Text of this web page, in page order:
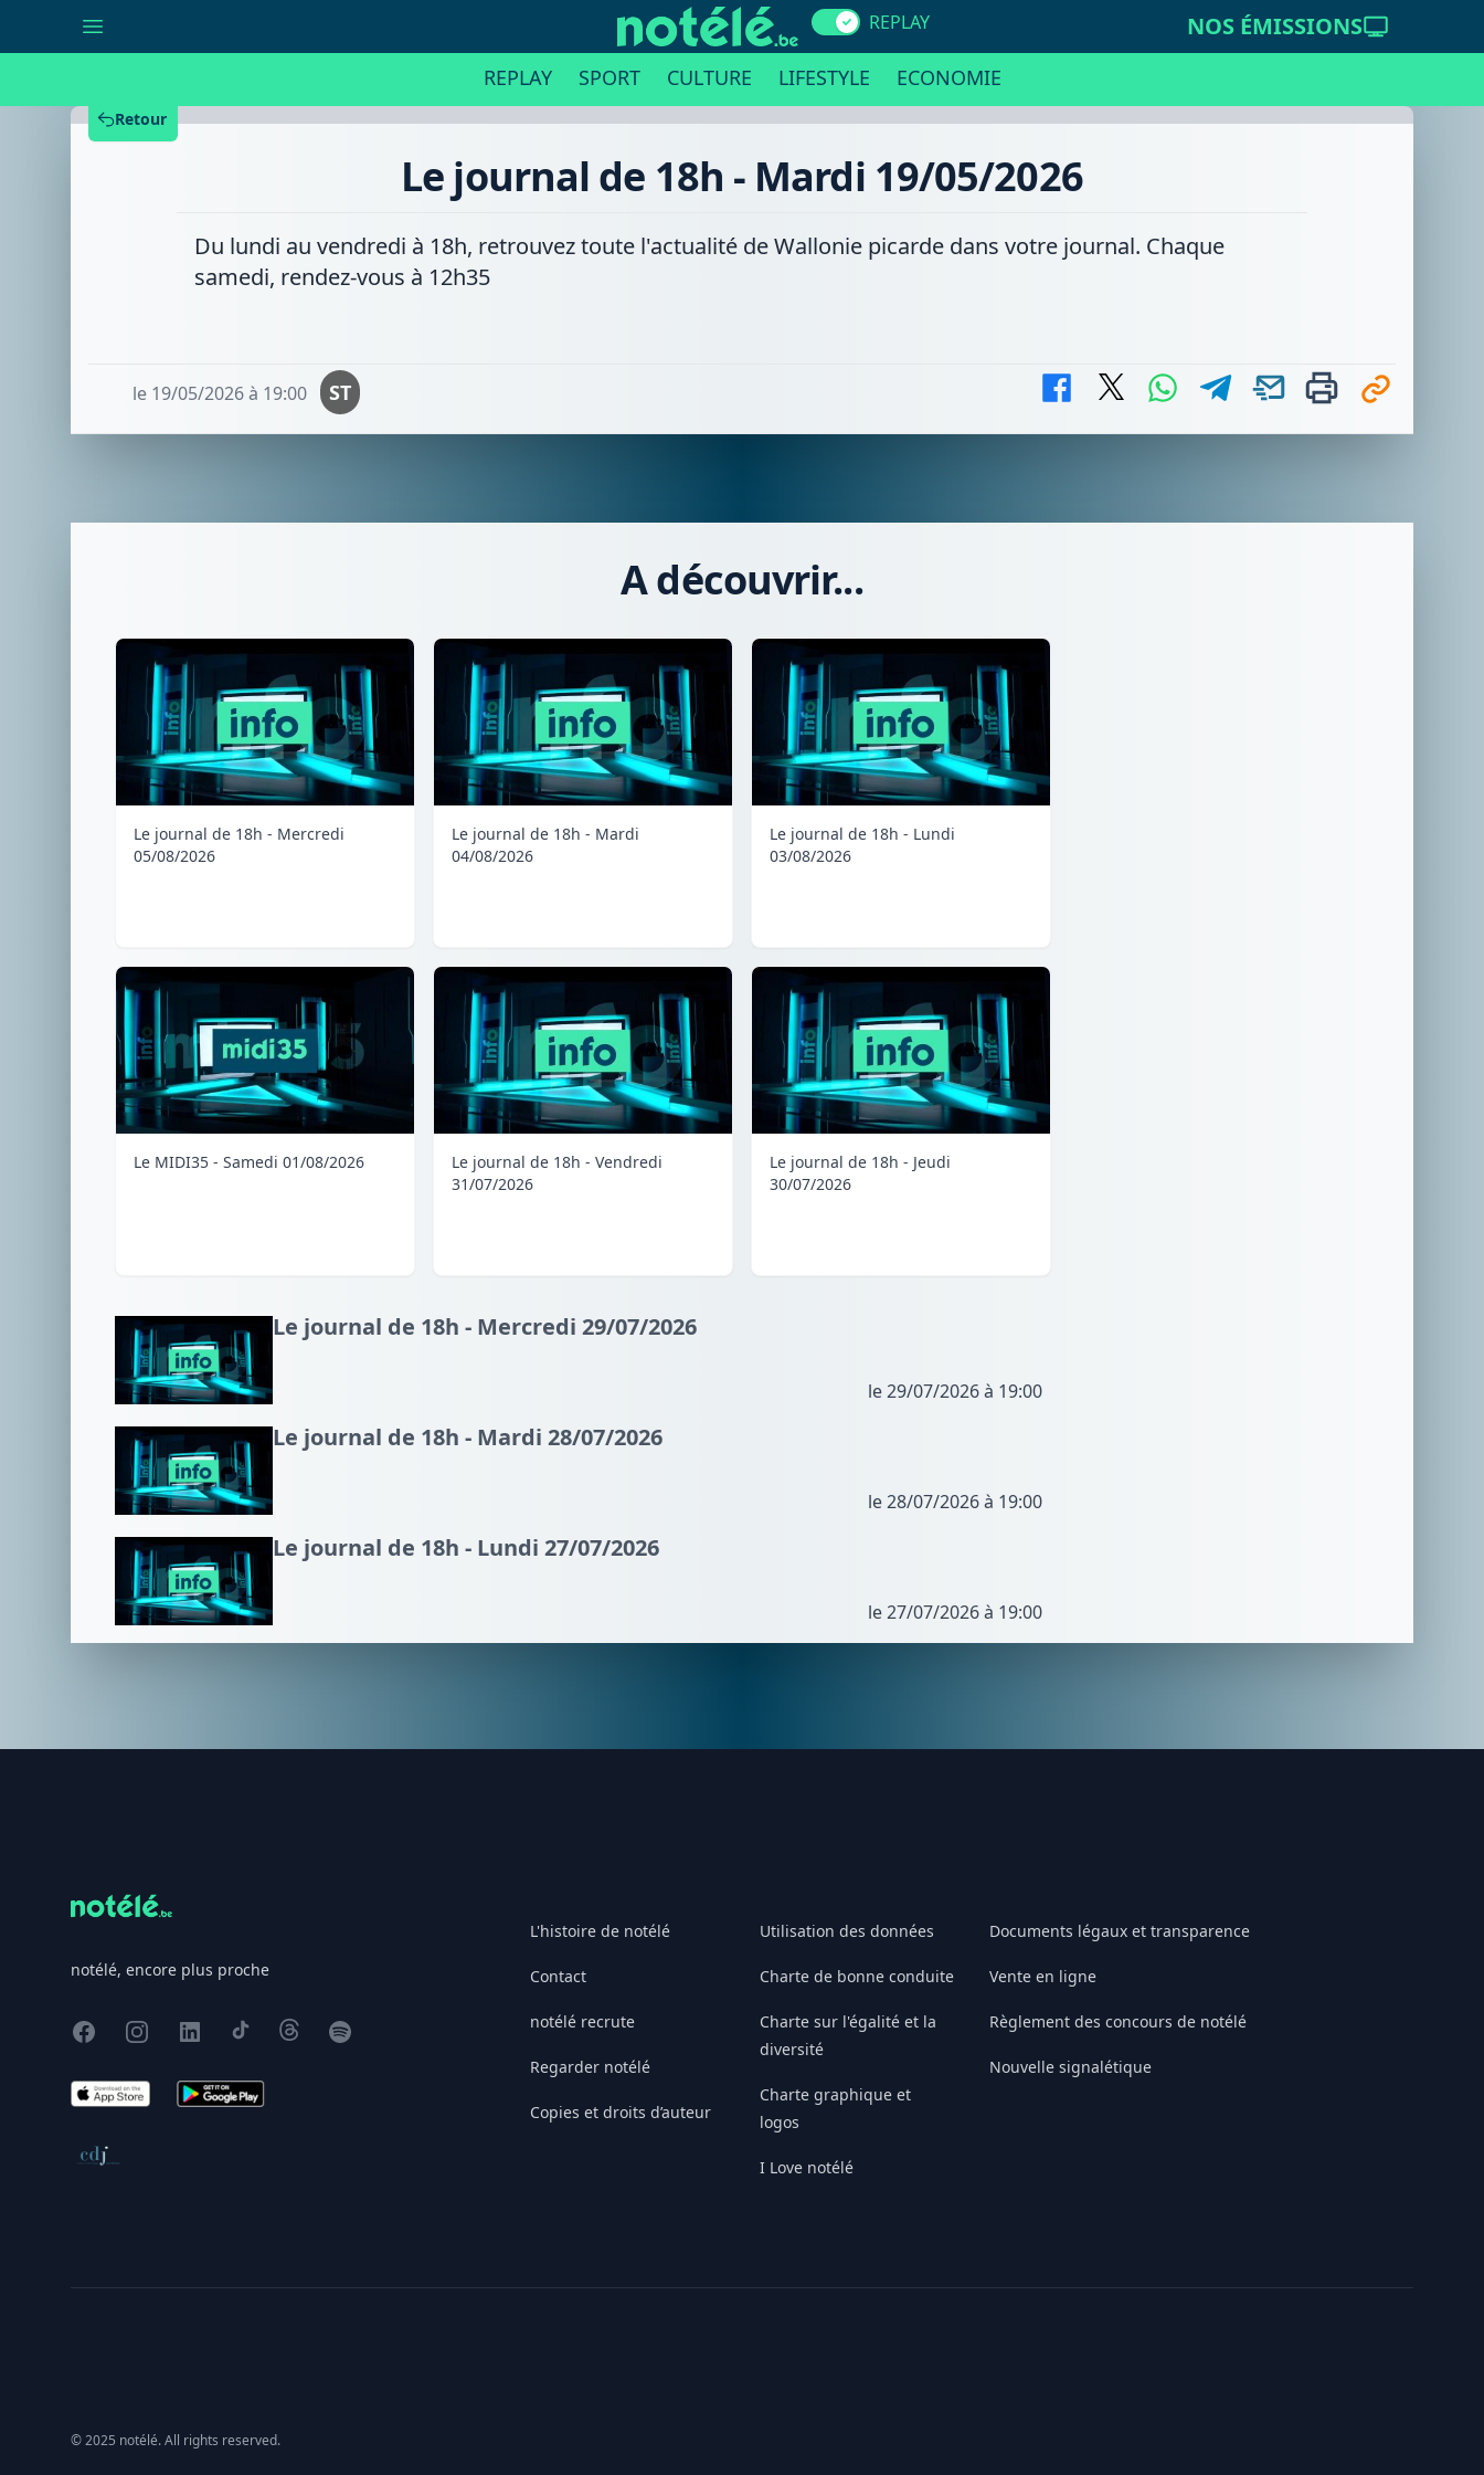
REPLAY NOS ÉMISSIONS
REPLAY SPORT CULTURE LIFESTYLE ECONOMIE
Retour
Le journal de 18h - Mardi 19/05/2026
Du lundi au vendredi à 18h, retrouvez toute l'actualité de Wallonie picarde dans votre journal. Chaque
samedi, rendez-vous à 12h35
le 19/05/2026 à 19:00 ST
A découvrir...
Le journal de 18h - Mercredi
05/08/2026
Le journal de 18h - Mardi
04/08/2026
Le journal de 18h - Lundi
03/08/2026
Le MIDI35 - Samedi 01/08/2026
Le journal de 18h - Vendredi
31/07/2026
Le journal de 18h - Jeudi
30/07/2026
Le journal de 18h - Mercredi 29/07/2026
le 29/07/2026 à 19:00
Le journal de 18h - Mardi 28/07/2026
le 28/07/2026 à 19:00
Le journal de 18h - Lundi 27/07/2026
le 27/07/2026 à 19:00
notélé, encore plus proche
FacebookInstagram
X TikTokThreadsSpotify
App Store Google Play
Conseil de déontologie journalistique
L'histoire de notélé
Contact
notélé recrute
Regarder notélé
Copies et droits d’auteur
Utilisation des données
Charte de bonne conduite
Charte sur l'égalité et la
diversité
Charte graphique et
logos
I Love notélé
Documents légaux et transparence
Vente en ligne
Règlement des concours de notélé
Nouvelle signalétique
© 2025 notélé. All rights reserved.